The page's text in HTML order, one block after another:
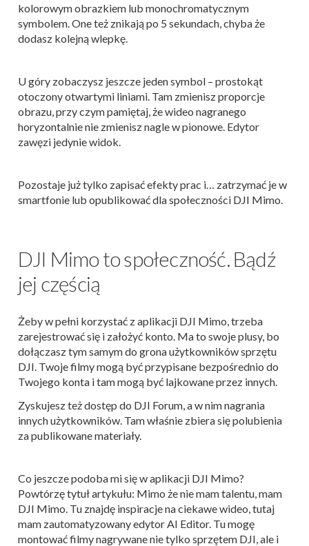
kolorowym obrazkiem lub monochromatycznym
symbolem. One też znikają po 5 sekundach, chyba że
dodasz kolejną wlepkę.
U góry zobaczysz jeszcze jeden symbol – prostokąt
otoczony otwartymi liniami. Tam zmienisz proporcje
obrazu, przy czym pamiętaj, że wideo nagranego
horyzontalnie nie zmienisz nagle w pionowe. Edytor
zawęzi jedynie widok.
Pozostaje już tylko zapisać efekty prac i… zatrzymać je w
smartfonie lub opublikować dla społeczności DJI Mimo.
DJI Mimo to społeczność. Bądź
jej częścią
Żeby w pełni korzystać z aplikacji DJI Mimo, trzeba
zarejestrować się i założyć konto. Ma to swoje plusy, bo
dołączasz tym samym do grona użytkowników sprzętu
DJI. Twoje filmy mogą być przypisane bezpośrednio do
Twojego konta i tam mogą być lajkowane przez innych.
Zyskujesz też dostęp do DJI Forum, a w nim nagrania
innych użytkowników. Tam właśnie zbiera się polubienia
za publikowane materiały.
Co jeszcze podoba mi się w aplikacji DJI Mimo?
Powtórzę tytuł artykułu: Mimo że nie mam talentu, mam
DJI Mimo. Tu znajdę inspiracje na ciekawe wideo, tutaj
mam zautomatyzowany edytor AI Editor. Tu mogę
montować filmy nagrywane nie tylko sprzętem DJI, ale i